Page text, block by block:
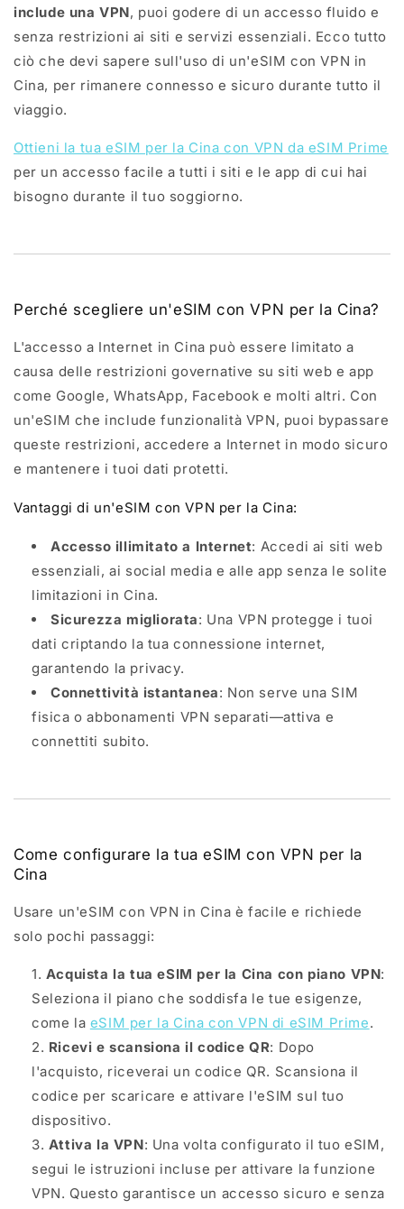
include una VPN, puoi godere di un accesso fluido e
senza restrizioni ai siti e servizi essenziali. Ecco tutto
ciò che devi sapere sull'uso di un'eSIM con VPN in
Cina, per rimanere connesso e sicuro durante tutto il
viaggio.
Ottieni la tua eSIM per la Cina con VPN da eSIM Prime
per un accesso facile a tutti i siti e le app di cui hai
bisogno durante il tuo soggiorno.
Perché scegliere un'eSIM con VPN per la Cina?
L'accesso a Internet in Cina può essere limitato a
causa delle restrizioni governative su siti web e app
come Google, WhatsApp, Facebook e molti altri. Con
un'eSIM che include funzionalità VPN, puoi bypassare
queste restrizioni, accedere a Internet in modo sicuro
e mantenere i tuoi dati protetti.
Vantaggi di un'eSIM con VPN per la Cina:
Accesso illimitato a Internet: Accedi ai siti web
essenziali, ai social media e alle app senza le solite
limitazioni in Cina.
Sicurezza migliorata: Una VPN protegge i tuoi
dati criptando la tua connessione internet,
garantendo la privacy.
Connettività istantanea: Non serve una SIM
fisica o abbonamenti VPN separati—attiva e
connettiti subito.
Come configurare la tua eSIM con VPN per la
Cina
Usare un'eSIM con VPN in Cina è facile e richiede
solo pochi passaggi:
Acquista la tua eSIM per la Cina con piano VPN:
Seleziona il piano che soddisfa le tue esigenze,
come la eSIM per la Cina con VPN di eSIM Prime.
Ricevi e scansiona il codice QR: Dopo
l'acquisto, riceverai un codice QR. Scansiona il
codice per scaricare e attivare l'eSIM sul tuo
dispositivo.
Attiva la VPN: Una volta configurato il tuo eSIM,
segui le istruzioni incluse per attivare la funzione
VPN. Questo garantisce un accesso sicuro e senza